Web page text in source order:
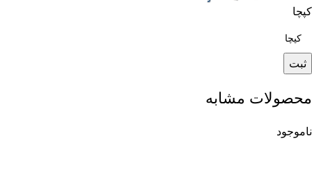
کپچا
محصولات مشابه
ناموجود